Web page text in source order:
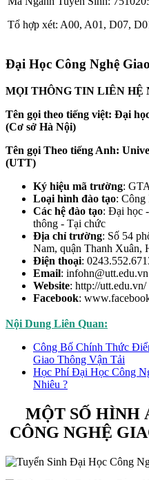
Tổ hợp xét: A00, A01, D07,
Đại Học Công Nghệ
MỌI THÔNG TIN LIÊN HỆ
Tên gọi theo tiếng việt: Đại
(Cơ sở Hà Nội)
Tên gọi Theo tiếng Anh:
(UTT)
Ký hiệu mã trường: GTA
Loại hình đào tạo: Công
Các hệ đào tạo: Đại học
thông - Tại chức
Địa chỉ trường: Số 54
Nam, quận Thanh Xuân,
Điện thoại:
Email: infohn@utt.edu.vn
Website: http://utt.edu.vn/
Facebook:
Nội Dung Liên Quan:
Công Bố Chính Thức
Giao Thông Vận Tải
Học Phí Đại Học Công
Nhiêu ?
MỘT SỐ HÌNH
CÔNG NGHỆ